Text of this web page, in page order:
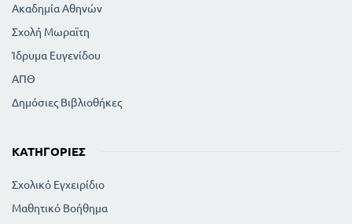
Ακαδημία Αθηνών
Σχολή Μωραϊτη
Ίδρυμα Ευγενίδου
ΑΠΘ
Δημόσιες Βιβλιοθήκες
ΚΑΤΗΓΟΡΊΕΣ
Σχολικό Εγχειρίδιο
Μαθητικό Βοήθημα